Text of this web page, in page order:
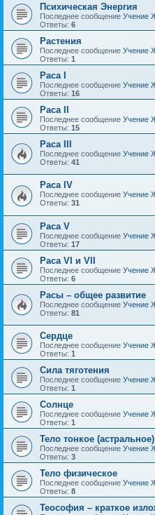
Психическая Энергия
Последнее сообщение Учение
Ответы: 6
Растения
Последнее сообщение Учение
Ответы: 1
Раса I
Последнее сообщение Учение
Ответы: 16
Раса II
Последнее сообщение Учение
Ответы: 15
Раса III
Последнее сообщение Учение
Ответы: 41
Раса IV
Последнее сообщение Учение
Ответы: 31
Раса V
Последнее сообщение Учение
Ответы: 17
Раса VI и VII
Последнее сообщение Учение
Ответы: 6
Расы – общее развитие
Последнее сообщение Учение
Ответы: 81
Сердце
Последнее сообщение Учение
Ответы: 1
Сила тяготения
Последнее сообщение Учение
Ответы: 1
Солнце
Последнее сообщение Учение
Ответы: 1
Тело тонкое (астральное)
Последнее сообщение Учение
Ответы: 3
Тело физическое
Последнее сообщение Учение
Ответы: 8
Теософия – краткое